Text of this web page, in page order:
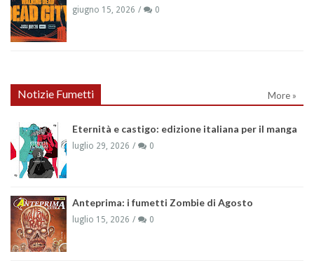
giugno 15, 2026 0
Notizie Fumetti More »
Eternità e castigo: edizione italiana per il manga
luglio 29, 2026 0
Anteprima: i fumetti Zombie di Agosto
luglio 15, 2026 0